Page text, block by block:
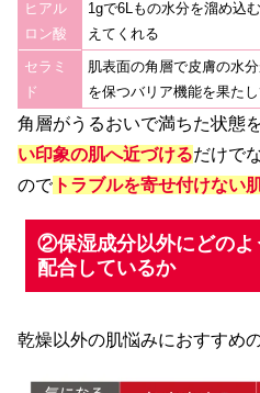
ヒアル
ロン酸
1gで6Lもの水分を溜め込
えてくれる
セラミ
ド
肌表面の角層で皮膚の水
を保つバリア機能を果た
角層がうるおいで満ちた状態
い印象の肌へ近づけるだけで
ので トラブルを寄せ付けない
②保湿成分以外にどのよ
配合しているか
乾燥以外の肌悩みにおすすめ